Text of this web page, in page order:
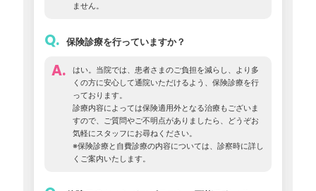
ません。
Q. 保険診療を行っていますか？
A.
はい。当院では、患者さまのご負担を減らし、より多
くの方に安心して通院いただけるよう、保険診療を行
っております。
診療内容によっては保険適用外となる治療もございま
すので、ご質問やご不明点がありましたら、どうぞお
気軽にスタッフにお尋ねください。
※保険診療と自費診療の内容については、診察時に詳し
くご案内いたします。